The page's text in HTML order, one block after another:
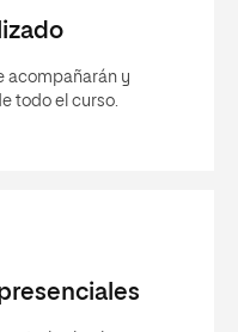
acompañarán y
todo el curso.